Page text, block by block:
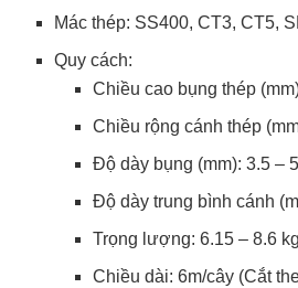
Mác thép: SS400, CT3, CT5,
Quy cách:
Chiều cao bụng thép
Chiều rộng cánh thép
Độ dày bụng (mm): 3.5 –
Độ dày trung bình cánh
Trọng lượng: 6.15 – 8.6
Chiều dài: 6m/cây (Cắt